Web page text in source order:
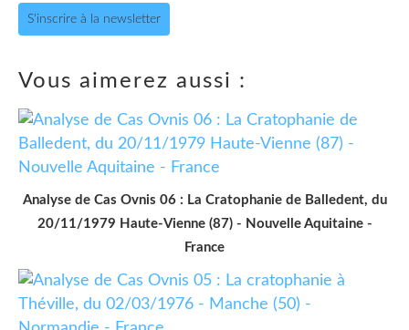
S'inscrire à la newsletter
Vous aimerez aussi :
Analyse de Cas Ovnis 06 : La Cratophanie de Balledent, du
20/11/1979 Haute-Vienne (87) - Nouvelle Aquitaine -
France